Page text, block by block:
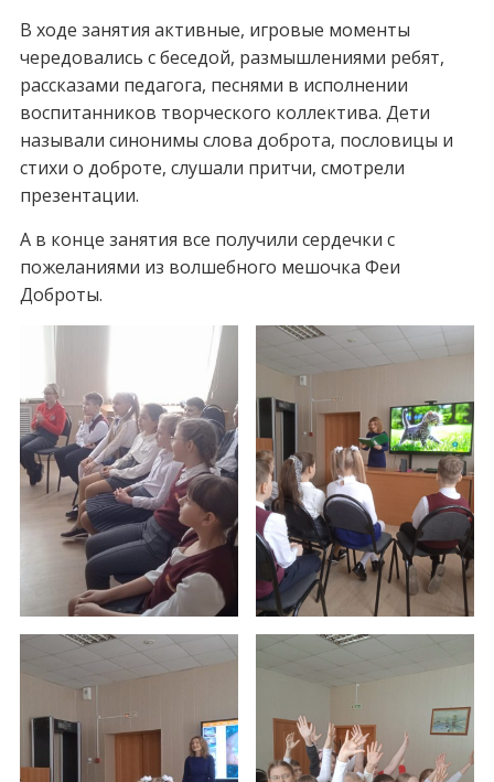
В ходе занятия активные, игровые моменты
чередовались с беседой, размышлениями ребят,
рассказами педагога, песнями в исполнении
воспитанников творческого коллектива. Дети
называли синонимы слова доброта, пословицы и
стихи о доброте, слушали притчи, смотрели
презентации.
А в конце занятия все получили сердечки с
пожеланиями из волшебного мешочка Феи
Доброты.